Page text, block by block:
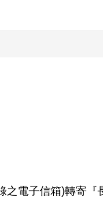
電子信箱)轉寄『